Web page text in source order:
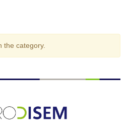
the category.